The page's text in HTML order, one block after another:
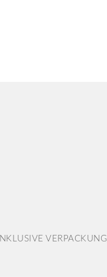
INKLUSIVE VERPACKUNG